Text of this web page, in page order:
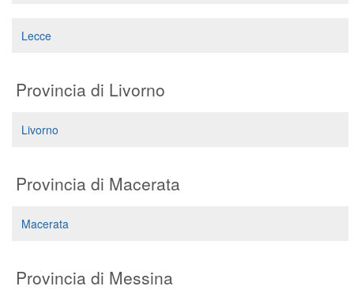
Lecce
Provincia di Livorno
Livorno
Provincia di Macerata
Macerata
Provincia di Messina